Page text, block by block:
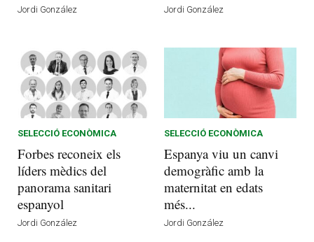
Jordi González Jordi González
SELECCIÓ ECONÒMICA
Forbes reconeix els
líders mèdics del
panorama sanitari
espanyol
Jordi González
SELECCIÓ ECONÒMICA
Espanya viu un canvi
demogràfic amb la
maternitat en edats
més...
Jordi González